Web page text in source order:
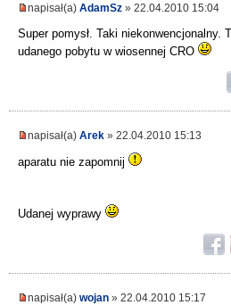
napisał(a) AdamSz » 22.04.2010 15:04
Super pomysł. Taki niekonwencjonalny.
udanego pobytu w wiosennej CRO
napisał(a) Arek » 22.04.2010 15:13
aparatu nie zapomnij
Udanej wyprawy
napisał(a) wojan » 22.04.2010 15:17